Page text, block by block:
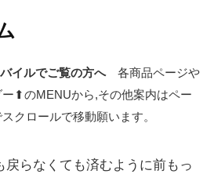
イルでご覧の方へ各商品ページや
⬆のMENUから,その他案内はペー
クロールで移動願います。
らなくても済むように前もっ